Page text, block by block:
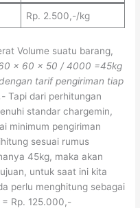
Rp. 2.500,-/kg
Volume suatu barang,
x 60 x 50 / 4000 =45kg
tarif pengiriman tiap
Tapi dari perhitungan
standar chargemin,
minimum pengiriman
sesuai rumus
45kg, maka akan
untuk saat ini kita
perlu menghitung sebagai
Rp. 125.000,-